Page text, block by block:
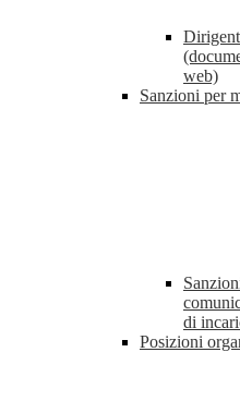
web)
Sanzioni per
di
Posizioni